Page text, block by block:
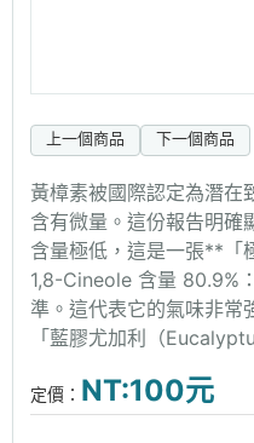
上一個商品 下一個商品
黃樟素被國際認定為潛在
含有微量。這份報告明確
含量極低，這是一張**「
1,8-Cineole 含量 80.9%
準。這代表它的氣味非常
「藍膠尤加利（
定價： NT:100元